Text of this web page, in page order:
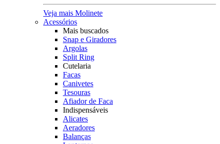
Veja mais Molinete
Acessórios
Mais buscados
Snap e Giradores
Argolas
Split Ring
Cutelaria
Facas
Canivetes
Tesouras
Afiador de Faca
Indispensáveis
Alicates
Aeradores
Balanças